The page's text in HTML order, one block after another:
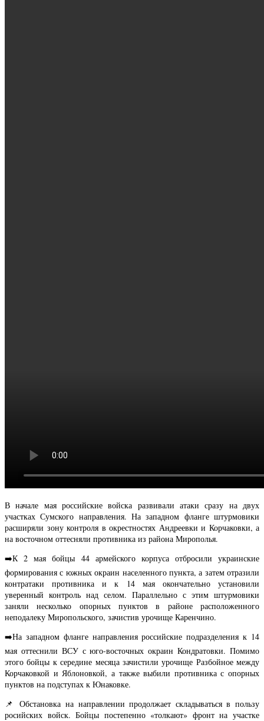
В начале мая российские войска развивали атаки сразу на двух
участках Сумского направления. На западном фланге штурмовики
расширяли зону контроля в окрестностях Андреевки и Корчаковки, а
на восточном оттесняли противника из района Мирополья.
➡️К 2 мая бойцы 44 армейского корпуса отбросили украинские
формирования с южных окраин населенного пункта, а затем отразили
контратаки противника и к 14 мая окончательно установили
уверенный контроль над селом. Параллельно с этим штурмовики
заняли несколько опорных пунктов в районе расположенного
неподалеку Миропольского, зачистив урочище Каренчино.
➡️На западном фланге направления российские подразделения к 14
мая оттеснили ВСУ с юго-восточных окраин Кондратовки. Помимо
этого бойцы к середине месяца зачистили урочище Разбойное между
Корчаковкой и Яблоновкой, а также выбили противника с опорных
пунктов на подступах к Юнаковке.
📌 Обстановка на направлении продолжает складываться в пользу
росийских войск. Бойцы постепенно «толкают» фронт на участке